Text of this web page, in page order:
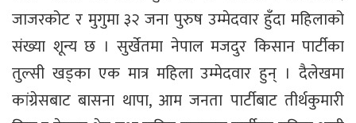
जाजरकोट र मुगुमा ३२ जना पुरुष उम्मेदवार हुँदा महिलाको
संख्या शून्य छ । सुर्खेतमा नेपाल मजदुर किसान पार्टीका
तुल्सी खड्का एक मात्र महिला उम्मेदवार हुन् । दैलेखमा
कांग्रेसबाट बासना थापा, आम जनता पार्टीबाट तीर्थकुमारी